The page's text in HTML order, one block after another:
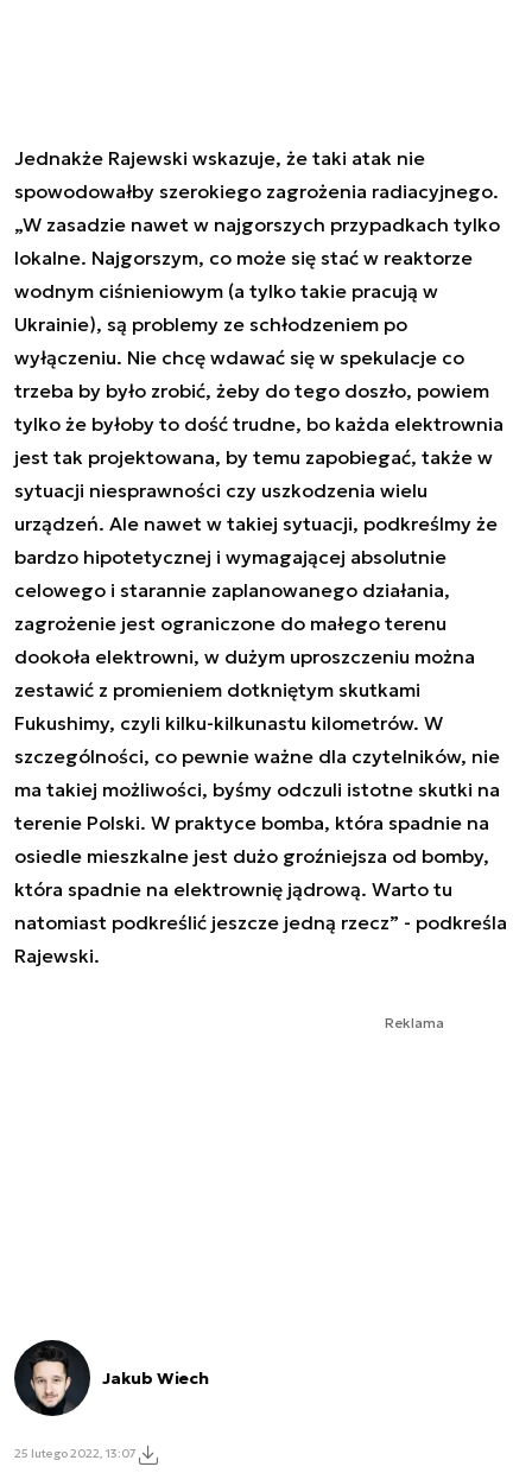
Jednakże Rajewski wskazuje, że taki atak nie
spowodowałby szerokiego zagrożenia radiacyjnego.
„W zasadzie nawet w najgorszych przypadkach tylko
lokalne. Najgorszym, co może się stać w reaktorze
wodnym ciśnieniowym (a tylko takie pracują w
Ukrainie), są problemy ze schłodzeniem po
wyłączeniu. Nie chcę wdawać się w spekulacje co
trzeba by było zrobić, żeby do tego doszło, powiem
tylko że byłoby to dość trudne, bo każda elektrownia
jest tak projektowana, by temu zapobiegać, także w
sytuacji niesprawności czy uszkodzenia wielu
urządzeń. Ale nawet w takiej sytuacji, podkreślmy że
bardzo hipotetycznej i wymagającej absolutnie
celowego i starannie zaplanowanego działania,
zagrożenie jest ograniczone do małego terenu
dookoła elektrowni, w dużym uproszczeniu można
zestawić z promieniem dotkniętym skutkami
Fukushimy, czyli kilku-kilkunastu kilometrów. W
szczególności, co pewnie ważne dla czytelników, nie
ma takiej możliwości, byśmy odczuli istotne skutki na
terenie Polski. W praktyce bomba, która spadnie na
osiedle mieszkalne jest dużo groźniejsza od bomby,
która spadnie na elektrownię jądrową. Warto tu
natomiast podkreślić jeszcze jedną rzecz” - podkreśla
Rajewski.
Reklama
Jakub Wiech
25 lutego 2022, 13:07